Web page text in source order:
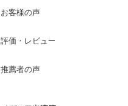
お客様の声
評価・レビュー
推薦者の声